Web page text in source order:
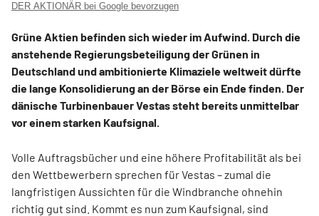
DER AKTIONÄR bei Google bevorzugen
Grüne Aktien befinden sich wieder im Aufwind. Durch die
anstehende Regierungsbeteiligung der Grünen in
Deutschland und ambitionierte Klimaziele weltweit dürfte
die lange Konsolidierung an der Börse ein Ende finden. Der
dänische Turbinenbauer Vestas steht bereits unmittelbar
vor einem starken Kaufsignal.
Volle Auftragsbücher und eine höhere Profitabilität als bei
den Wettbewerbern sprechen für Vestas – zumal die
langfristigen Aussichten für die Windbranche ohnehin
richtig gut sind. Kommt es nun zum Kaufsignal, sind